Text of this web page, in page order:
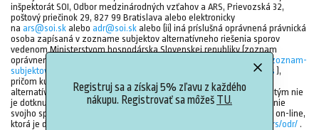
Registruj sa a získaj 5% zľavu z každého
nákupu. Registrovať sa môžeš TU.
inšpektorát SOI, Odbor medzinárodných vzťahov a ARS, Prievozská 32,
poštový priečinok 29, 827 99 Bratislava alebo elektronicky
na ars@soi.sk alebo adr@soi.sk alebo (ii) iná príslušná oprávnená právnická
osoba zapísaná v zozname subjektov alternatívneho riešenia sporov
vedenom Ministerstvom hospodárska Slovenskej republiky (zoznam
oprávnených subjektov je dostupný na stránke
http://www.mhsr.sk/zoznam-
subjektov-alternativneho-riesenia-spotrebitelskych-sporov/146987s ),
pričom kupujúci má právo voľby, na ktorý z uvedených subjektov
alternatívneho riešenia sporov sa obráti. Možnosť obrátiť sa na súd tým nie
je dotknutá. Kupujúci môže na podanie návrhu na alternatívne riešenie
svojho spotrebiteľského sporu použiť platformu pre riešenie sporov on-line,
ktorá je dostupná na webovej stránke
http://ec.europa.eu/consumers/odr/ .